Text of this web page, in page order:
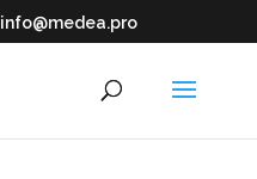
info@medea.pro